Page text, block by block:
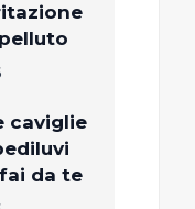
caviglie
da te